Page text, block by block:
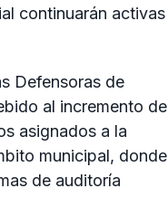
continuarán activas
Defensoras de
al incremento de
asignados a la
municipal, donde
de auditoría